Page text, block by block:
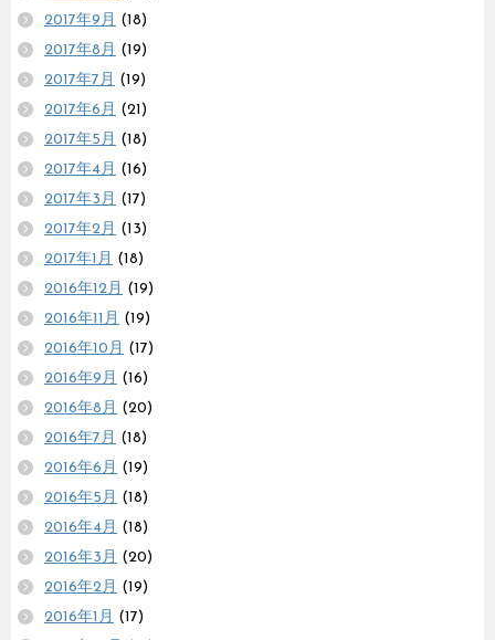
2017年9月 (18)
2017年8月 (19)
2017年7月 (19)
2017年6月 (21)
2017年5月 (18)
2017年4月 (16)
2017年3月 (17)
2017年2月 (13)
2017年1月 (18)
2016年12月 (19)
2016年11月 (19)
2016年10月 (17)
2016年9月 (16)
2016年8月 (20)
2016年7月 (18)
2016年6月 (19)
2016年5月 (18)
2016年4月 (18)
2016年3月 (20)
2016年2月 (19)
2016年1月 (17)